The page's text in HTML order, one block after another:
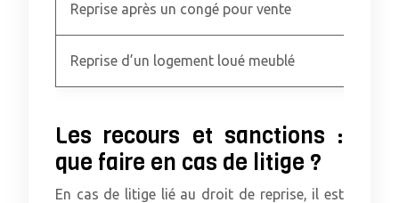
Reprise après un congé pour vente
Reprise d’un logement loué meublé
Les recours et sanctions :
que faire en cas de litige ?
En cas de litige lié au droit de reprise, il est